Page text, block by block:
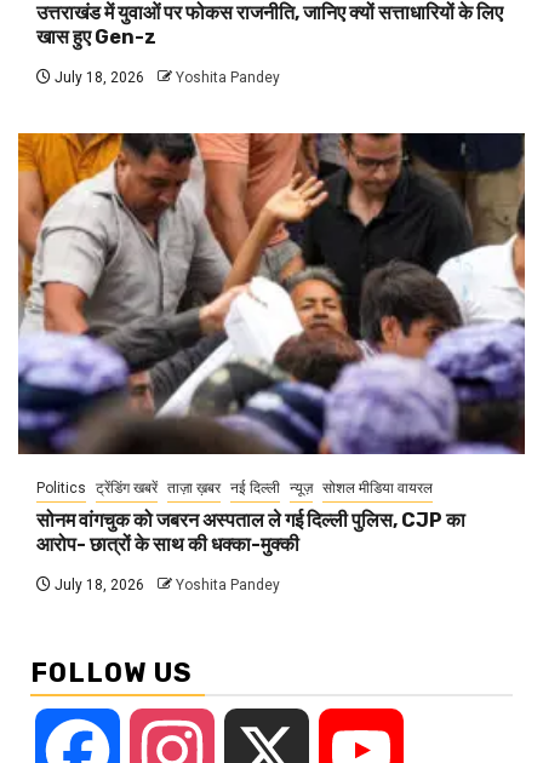
उत्तराखंड में युवाओं पर फोकस राजनीति, जानिए क्यों सत्ताधारियों के लिए
खास हुए Gen-z
July 18, 2026 Yoshita Pandey
Politics ट्रेंडिंग खबरें ताज़ा ख़बर नई दिल्ली न्यूज़ सोशल मीडिया वायरल
सोनम वांगचुक को जबरन अस्पताल ले गई दिल्ली पुलिस, CJP का
आरोप- छात्रों के साथ की धक्का-मुक्की
July 18, 2026 Yoshita Pandey
FOLLOW US
Facebook Instagram